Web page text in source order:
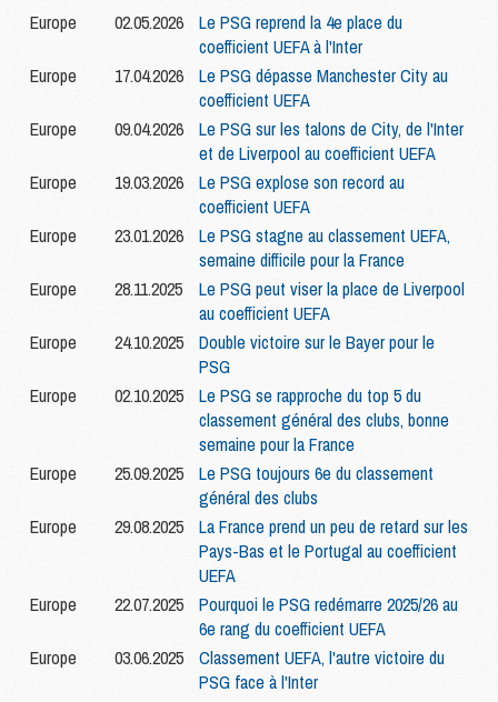
Europe
02.05.2026
Le PSG reprend la 4e place du
coefficient UEFA à l'Inter
Europe
17.04.2026
Le PSG dépasse Manchester City au
coefficient UEFA
Europe
09.04.2026
Le PSG sur les talons de City, de l'Inter
et de Liverpool au coefficient UEFA
Europe
19.03.2026
Le PSG explose son record au
coefficient UEFA
Europe
23.01.2026
Le PSG stagne au classement UEFA,
semaine difficile pour la France
Europe
28.11.2025
Le PSG peut viser la place de Liverpool
au coefficient UEFA
Europe
24.10.2025
Double victoire sur le Bayer pour le
PSG
Europe
02.10.2025
Le PSG se rapproche du top 5 du
classement général des clubs, bonne
semaine pour la France
Europe
25.09.2025
Le PSG toujours 6e du classement
général des clubs
Europe
29.08.2025
La France prend un peu de retard sur les
Pays-Bas et le Portugal au coefficient
UEFA
Europe
22.07.2025
Pourquoi le PSG redémarre 2025/26 au
6e rang du coefficient UEFA
Europe
03.06.2025
Classement UEFA, l'autre victoire du
PSG face à l'Inter